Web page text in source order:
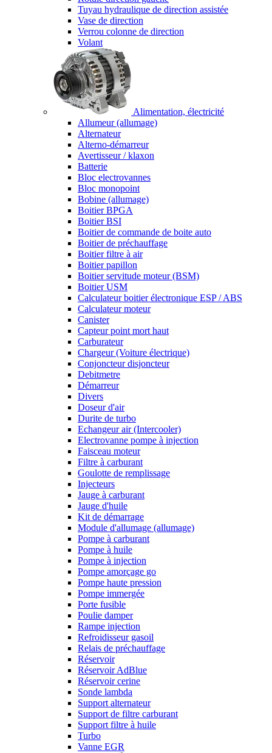
Tuyau hydraulique de direction assistée
Vase de direction
Verrou colonne de direction
Volant
Alimentation, électricité
Allumeur (allumage)
Alternateur
Alterno-démarreur
Avertisseur / klaxon
Batterie
Bloc electrovannes
Bloc monopoint
Bobine (allumage)
Boitier BPGA
Boitier BSI
Boitier de commande de boite auto
Boitier de préchauffage
Boitier filtre à air
Boitier papillon
Boitier servitude moteur (BSM)
Boitier USM
Calculateur boitier électronique ESP / ABS
Calculateur moteur
Canister
Capteur point mort haut
Carburateur
Chargeur (Voiture électrique)
Conjoncteur disjoncteur
Debitmetre
Démarreur
Divers
Doseur d'air
Durite de turbo
Echangeur air (Intercooler)
Electrovanne pompe à injection
Faisceau moteur
Filtre à carburant
Goulotte de remplissage
Injecteurs
Jauge à carburant
Jauge d'huile
Kit de démarrage
Module d'allumage (allumage)
Pompe à carburant
Pompe à huile
Pompe à injection
Pompe amorçage go
Pompe haute pression
Pompe immergée
Porte fusible
Poulie damper
Rampe injection
Refroidisseur gasoil
Relais de préchauffage
Réservoir
Réservoir AdBlue
Réservoir cerine
Sonde lambda
Support alternateur
Support de filtre carburant
Support filtre à huile
Turbo
Vanne EGR